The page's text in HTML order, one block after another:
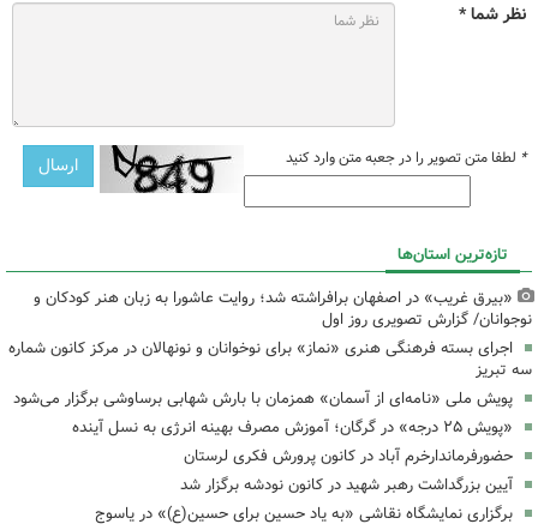
نظر شما *
* لطفا متن تصویر را در جعبه متن وارد کنید
تازه‌ترین استان‌ها
«بیرق غریب» در اصفهان برافراشته شد؛ روایت عاشورا به زبان هنر کودکان و
نوجوانان/ گزارش تصویری روز اول
اجرای بسته فرهنگی هنری «نماز» برای نوخوانان و نونهالان در مرکز کانون شماره
سه تبریز
پویش ملی «نامه‌ای از آسمان» همزمان با بارش شهابی برساوشی برگزار می‌شود
«پویش ۲۵ درجه» در گرگان؛ آموزش مصرف بهینه انرژی به نسل آینده
حضورفرماندارخرم آباد در کانون پرورش فکری لرستان
آیین بزرگداشت رهبر شهید در کانون نودشه برگزار شد
برگزاری نمایشگاه نقاشی «به یاد حسین برای حسین(ع)» در یاسوج